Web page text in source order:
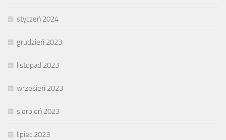
styczeń 2024
grudzień 2023
listopad 2023
wrzesień 2023
sierpień 2023
lipiec 2023